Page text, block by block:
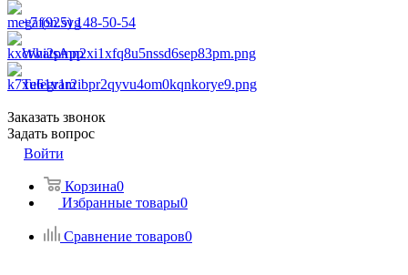
+7 (925) 148-50-54
WhatsApp
Telegram
Заказать звонок
Задать вопрос
Войти
Корзина0
Избранные товары0
Сравнение товаров0